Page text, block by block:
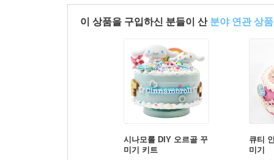
이 상품을 구입하신 분들이 산 분야 연관 상품
시나모롤 DIY 오르골 꾸
미기 키트
큐티
미기